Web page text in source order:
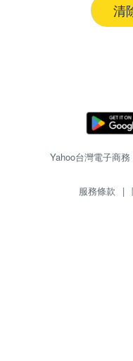
清
Yahoo台灣電子商
服務條款 |